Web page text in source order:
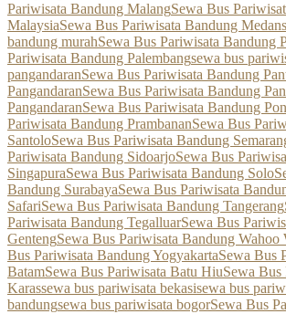
Pariwisata Bandung MalangSewa Bus
MalaysiaSewa Bus Pariwisata Bandung Medan
bandung murahSewa Bus Pariwisata Bandung
Pariwisata Bandung Palembangsewa bus
pangandaranSewa Bus Pariwisata Bandung
PangandaranSewa Bus Pariwisata Bandung
PangandaranSewa Bus Pariwisata Bandung
Pariwisata Bandung PrambananSewa Bus
SantoloSewa Bus Pariwisata Bandung
Pariwisata Bandung SidoarjoSewa Bus
SingapuraSewa Bus Pariwisata Bandung Solo
Bandung SurabayaSewa Bus Pariwisata
SafariSewa Bus Pariwisata Bandung Tangerang
Pariwisata Bandung TegalluarSewa Bus
GentengSewa Bus Pariwisata Bandung Wahoo
Bus Pariwisata Bandung YogyakartaSewa Bus
BatamSewa Bus Pariwisata Batu HiuSewa Bus
Karassewa bus pariwisata bekasisewa bus
bandungsewa bus pariwisata bogorSewa Bus